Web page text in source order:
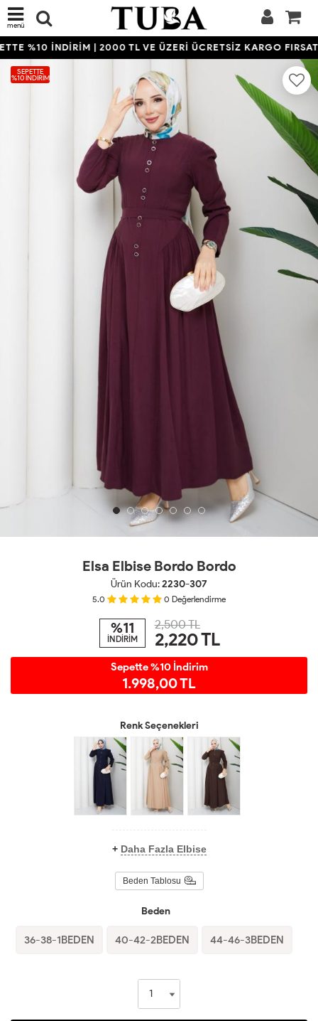
menü
%10 İNDİRİM | 2000 TL VE ÜZERİ ÜCRETSİZ KARGO
SEPETTE
%10 İNDIRIM
Elsa Elbise Bordo Bordo
Ürün Kodu:2230-307
5.0 0 Değerlendirme
%11
İNDİRİM
2,500 TL
2,220TL
Sepette %10 İndirim
1.998,00 TL
Renk Seçenekleri
+ Daha Fazla Elbise
Beden Tablosu
Beden
36-38-1BEDEN 40-42-2BEDEN 44-46-3BEDEN